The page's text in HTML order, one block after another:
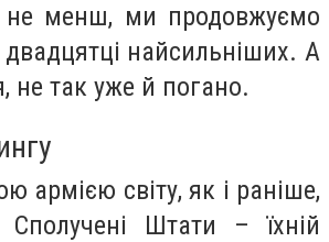
менш, ми продовжуємо
найсильніших. А
не так уже й погано.
армією світу, як і раніше,
Сполучені Штати – їхній